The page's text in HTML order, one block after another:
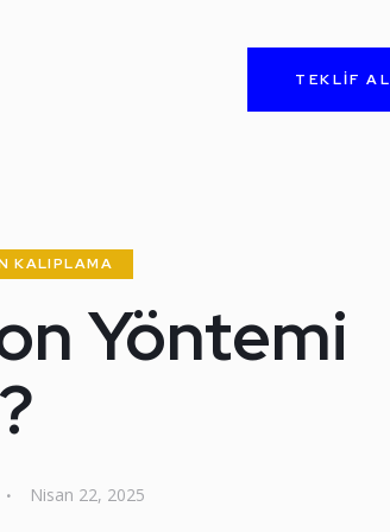
TEKLİF AL
KALIPLAMA
Yöntemi
Nisan 22, 2025